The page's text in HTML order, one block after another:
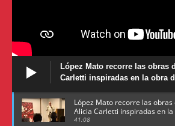
López Mato recorre las obras
Carletti inspiradas en la obra
López Mato recorre las obras
Alicia Carletti inspiradas en la
Carroll
41:08